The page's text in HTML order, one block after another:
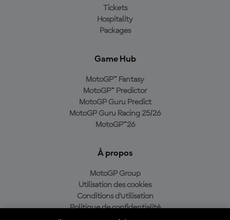
Tickets
Hospitality
Packages
Game Hub
MotoGP™ Fantasy
MotoGP™ Predictor
MotoGP Guru Predict
MotoGP Guru Racing 25/26
MotoGP™26
À propos
MotoGP Group
Utilisation des cookies
Conditions d'utilisation
Politique de confidentialité